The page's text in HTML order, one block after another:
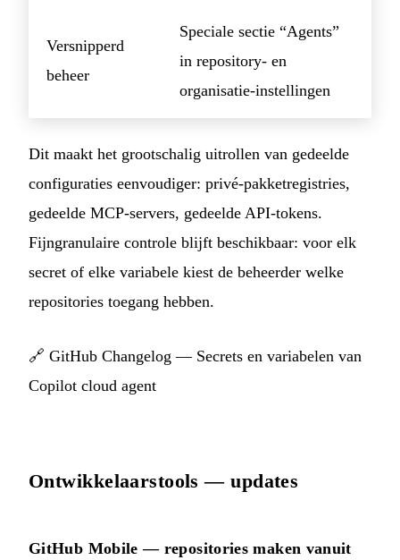
Versnipperd
beheer
Speciale sectie “Agents”
in repository- en
organisatie-instellingen
Dit maakt het grootschalig uitrollen van gedeelde
configuraties eenvoudiger: privé-pakketregistries,
gedeelde MCP-servers, gedeelde API-tokens.
Fijngranulaire controle blijft beschikbaar: voor elk
secret of elke variabele kiest de beheerder welke
repositories toegang hebben.
🔗 GitHub Changelog — Secrets en variabelen van
Copilot cloud agent
Ontwikkelaarstools — updates
GitHub Mobile — repositories maken vanuit